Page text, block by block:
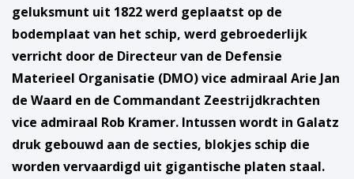
geluksmunt uit 1822 werd geplaatst op de
bodemplaat van het schip, werd gebroederlijk
verricht door de Directeur van de Defensie
Materieel Organisatie (DMO) vice admiraal Arie Jan
de Waard en de Commandant Zeestrijdkrachten
vice admiraal Rob Kramer. Intussen wordt in Galatz
druk gebouwd aan de secties, blokjes schip die
worden vervaardigd uit gigantische platen staal.